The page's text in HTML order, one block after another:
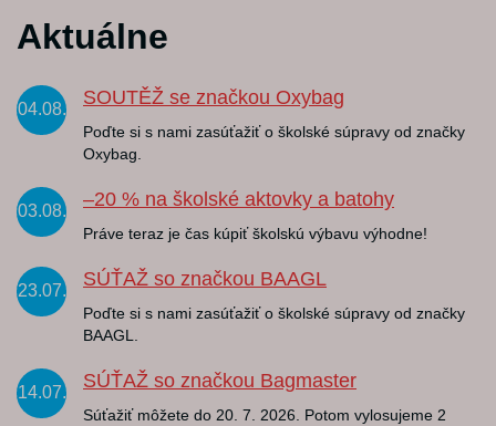
Aktuálne
04.08.
SOUTĚŽ se značkou Oxybag
Poďte si s nami zasúťažiť o školské súpravy od značky
Oxybag.
03.08.
–20 % na školské aktovky a batohy
Práve teraz je čas kúpiť školskú výbavu výhodne!
23.07.
SÚŤAŽ so značkou BAAGL
Poďte si s nami zasúťažiť o školské súpravy od značky
BAAGL.
14.07.
SÚŤAŽ so značkou Bagmaster
Súťažiť môžete do 20. 7. 2026. Potom vylosujeme 2